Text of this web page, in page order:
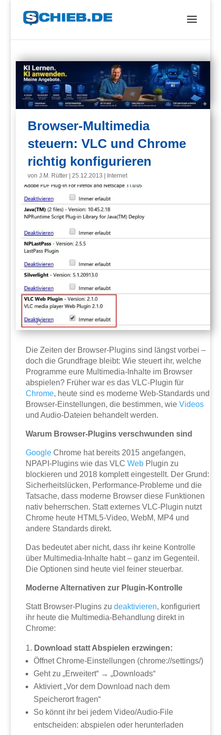
Browser-Multimedia
steuern: VLC und Chrome
richtig konfigurieren
vonJ.M. Rütter |25.12.2013 Internet
Die Zeiten der Browser-Plugins sind längst vorbei –
doch die Grundfrage bleibt: Wie steuert ihr, welche
Programme eure Multimedia-Inhalte im Browser
abspielen? Früher war es das VLC-Plugin für
Chrome, heute sind es moderne Web-Standards und
Browser-Einstellungen, die bestimmen, wieVideos
und Audio-Dateien behandelt werden.
Warum Browser-Plugins verschwunden sind
Google Chrome hat bereits 2015 angefangen,
NPAPI-Plugins wie das VLCWeb Plugin zu
blockieren und 2018 komplett eingestellt. Der Grund:
Sicherheitslücken, Performance-Probleme und die
Tatsache, dass moderne Browser diese Funktionen
nativ beherrschen. Statt externes VLC-Plugin nutzt
Chrome heute HTML5-Video, WebM, MP4 und
andere Standards direkt.
Das bedeutet aber nicht, dass ihr keine Kontrolle
über Multimedia-Inhalte habt – ganz im Gegenteil.
Die Optionen sind heute viel feiner steuerbar.
Moderne Alternativen zur Plugin-Kontrolle
Statt Browser-Plugins zudeaktivieren, konfiguriert
ihr heute die Multimedia-Behandlung direkt in
Chrome:
Download statt Abspielen erzwingen:
Öffnet Chrome-Einstellungen (chrome://settings/)
Geht zu „Erweitert“ → „Downloads“
Aktiviert „Vor dem Download nach dem
Speicherort fragen“
So könnt ihr bei jedem Video/Audio-File
entscheiden: abspielen oder herunterladen